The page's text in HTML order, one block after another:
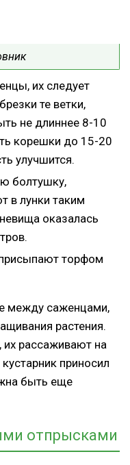
их следует
те ветки,
не длиннее 8-10
корешки до 15-20
улучшится.
болтушку,
в лунки таким
оказалась
торфом
между саженцами,
растения.
рассаживают на
приносил
быть еще
отпрысками